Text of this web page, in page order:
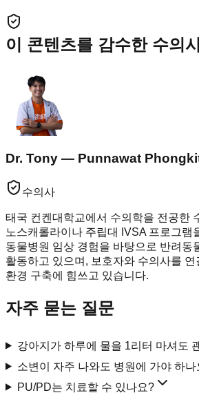
이 콘텐츠를 감수한 수의
Dr. Tony — Punnawat
수의사
태국 컨켄대학교에서 수의학을 전공한
노스캐롤라이나 주립대 IVSA 프로그램
동물병원 임상 경험을 바탕으로 반려동
활동하고 있으며, 보호자와 수의사를 연
환경 구축에 힘쓰고 있습니다.
자주 묻는 질문
강아지가 하루에 물을 1리터 마셔도
소변이 자주 나와도 병원에 가야 하나
PU/PD는 치료할 수 있나요?